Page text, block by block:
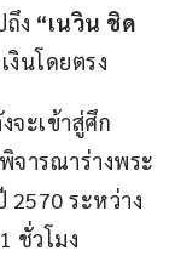
ง “เนวิน ชิด
นโดยตรง
จะเข้าสู่ศึก
ารณาร่างพระ
ระหว่าง
ชั่วโมง